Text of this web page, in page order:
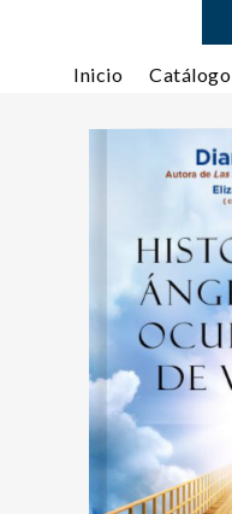
Inicio Catálogo